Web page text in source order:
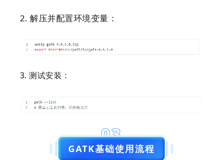
2. 解压并配置环境变量：
3. 测试安装：
03
GATK基础使用流程